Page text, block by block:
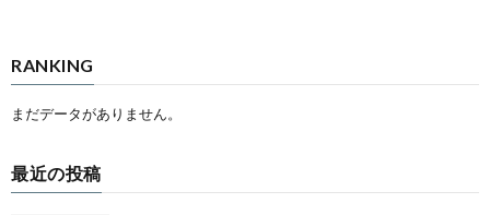
RANKING
まだデータがありません。
最近の投稿